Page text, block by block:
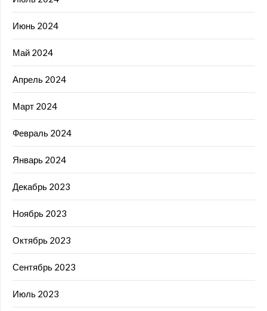
Июнь 2024
Май 2024
Апрель 2024
Март 2024
Февраль 2024
Январь 2024
Декабрь 2023
Ноябрь 2023
Октябрь 2023
Сентябрь 2023
Июль 2023